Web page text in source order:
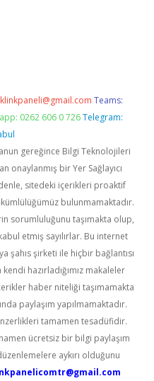
Teams:
0262 606 0 726 Telegram:
gereğince Bilgi Teknolojileri
onaylanmış bir Yer Sağlayıcı
sitedeki içerikleri proaktif
bulunmamaktadır.
sorumluluğunu taşımakta olup,
etmiş sayılırlar. Bu internet
şahıs şirketi ile hiçbir bağlantısı
hazırladığımız makaleler
haber niteliği taşımamakta
paylaşım yapılmamaktadır.
tamamen tesadüfidir.
ücretsiz bir bilgi paylaşım
aykırı olduğunu